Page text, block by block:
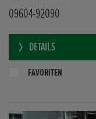
09604-92090
DETAILS
FAVORITEN